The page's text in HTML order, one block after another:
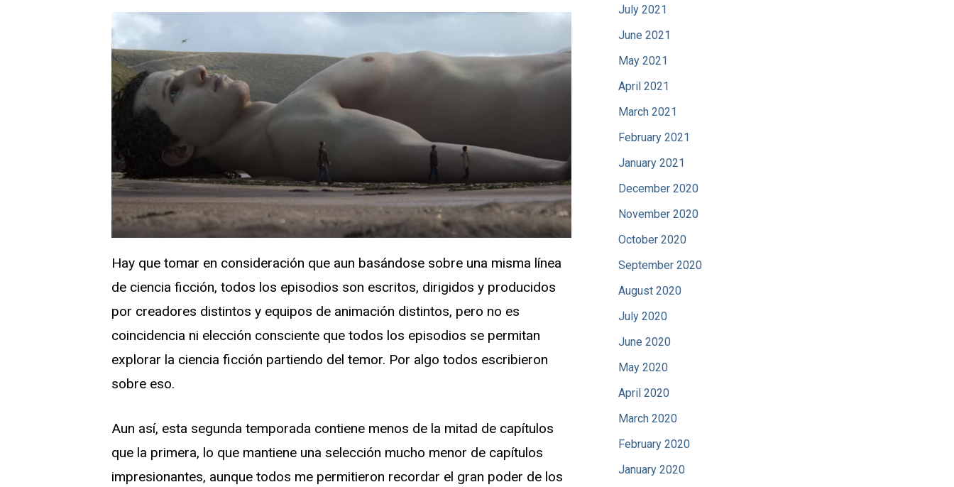
Hay que tomar en consideración que aun basándose sobre una misma línea
de ciencia ficción, todos los episodios son escritos, dirigidos y producidos
por creadores distintos y equipos de animación distintos, pero no es
coincidencia ni elección consciente que todos los episodios se permitan
explorar la ciencia ficción partiendo del temor. Por algo todos escribieron
sobre eso.
Aun así, esta segunda temporada contiene menos de la mitad de capítulos
que la primera, lo que mantiene una selección mucho menor de capítulos
impresionantes, aunque todos me permitieron recordar el gran poder de los
July 2021
June 2021
May 2021
April 2021
March 2021
February 2021
January 2021
December 2020
November 2020
October 2020
September 2020
August 2020
July 2020
June 2020
May 2020
April 2020
March 2020
February 2020
January 2020